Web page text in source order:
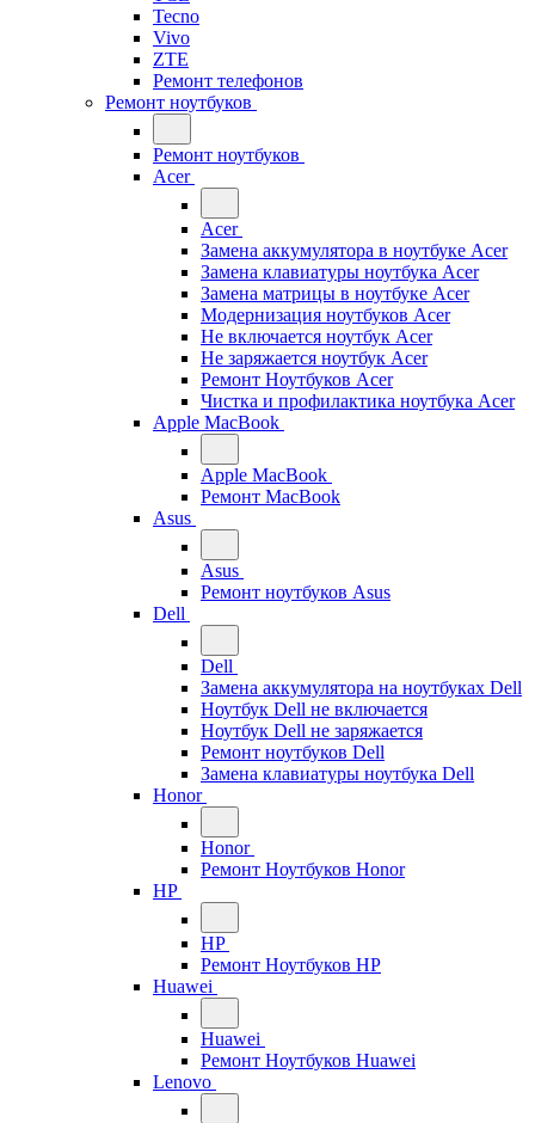
Tecno
Vivo
ZTE
Ремонт телефонов
Ремонт ноутбуков
Ремонт ноутбуков
Acer
Acer
Замена аккумулятора в ноутбуке Acer
Замена клавиатуры ноутбука Acer
Замена матрицы в ноутбуке Acer
Модернизация ноутбуков Acer
Не включается ноутбук Acer
Не заряжается ноутбук Acer
Ремонт Ноутбуков Acer
Чистка и профилактика ноутбука Acer
Apple MacBook
Apple MacBook
Ремонт MacBook
Asus
Asus
Ремонт ноутбуков Asus
Dell
Dell
Замена аккумулятора на ноутбуках Dell
Ноутбук Dell не включается
Ноутбук Dell не заряжается
Ремонт ноутбуков Dell
Замена клавиатуры ноутбука Dell
Honor
Honor
Ремонт Ноутбуков Honor
HP
HP
Ремонт Ноутбуков HP
Huawei
Huawei
Ремонт Ноутбуков Huawei
Lenovo